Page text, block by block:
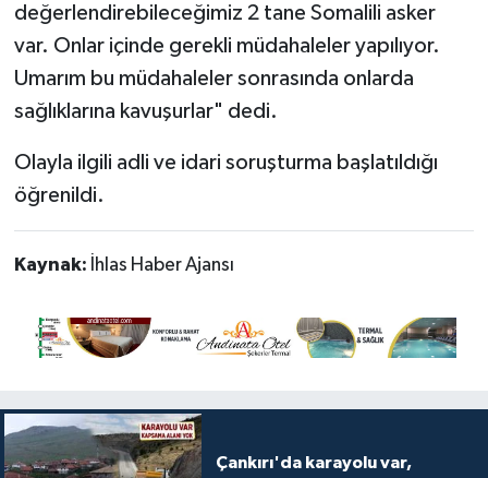
değerlendirebileceğimiz 2 tane Somalili asker
var. Onlar içinde gerekli müdahaleler yapılıyor.
Umarım bu müdahaleler sonrasında onlarda
sağlıklarına kavuşurlar" dedi.
Olayla ilgili adli ve idari soruşturma başlatıldığı
öğrenildi.
Kaynak: İhlas Haber Ajansı
Çankırı'da karayolu var,